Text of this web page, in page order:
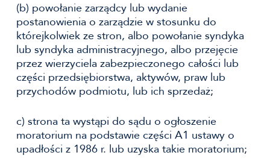
(b) powołanie zarządcy lub wydanie
postanowienia o zarządzie w stosunku do
którejkolwiek ze stron, albo powołanie syndyka
lub syndyka administracyjnego, albo przejęcie
przez wierzyciela zabezpieczonego całości lub
części przedsiębiorstwa, aktywów, praw lub
przychodów podmiotu, lub ich sprzedaż;
c) strona ta wystąpi do sądu o ogłoszenie
moratorium na podstawie części A1 ustawy o
upadłości z 1986 r. lub uzyska takie moratorium;